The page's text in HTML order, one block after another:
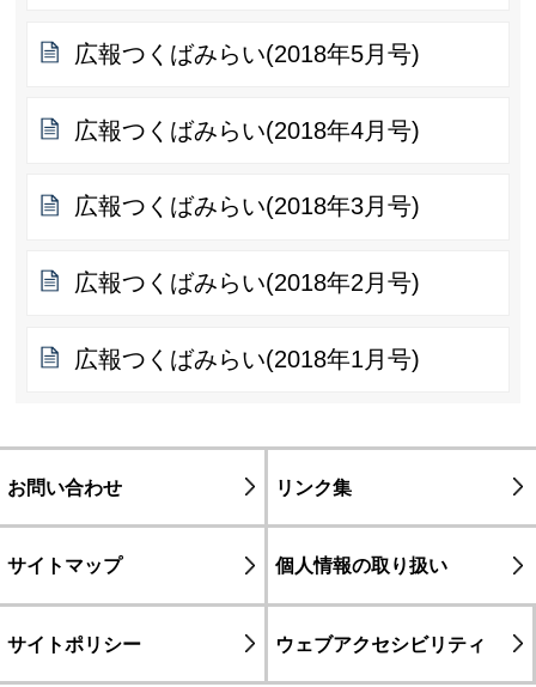
広報つくばみらい(2018年5月号)
広報つくばみらい(2018年4月号)
広報つくばみらい(2018年3月号)
広報つくばみらい(2018年2月号)
広報つくばみらい(2018年1月号)
お問い合わせ リンク集
サイトマップ 個人情報の取り扱い
サイトポリシー ウェブアクセシビリティ